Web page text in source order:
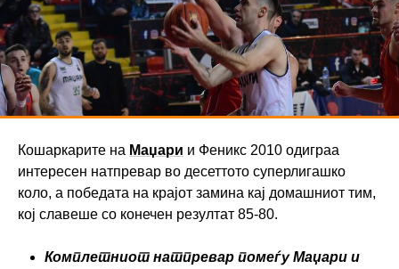
Кошаркарите на Маџари и Феникс 2010 одиграа
интересен натпревар во десеттото суперлигашко
коло, а победата на крајот замина кај домашниот тим,
кој славеше со конечен резултат 85-80.
Комплетниот натпревар помеѓу Маџари и